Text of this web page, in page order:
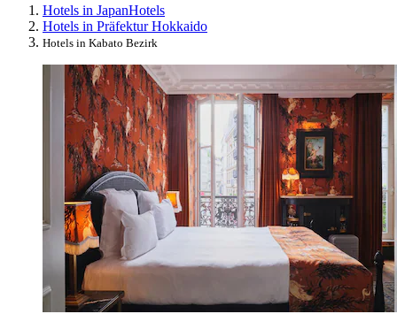
Hotels in JapanHotels
Hotels in Präfektur Hokkaido
Hotels in Kabato Bezirk